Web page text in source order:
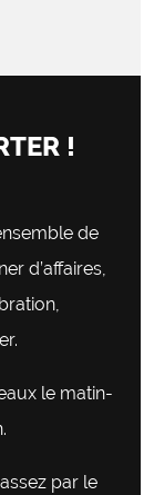
!
de
d’affaires,
le matin-
par le